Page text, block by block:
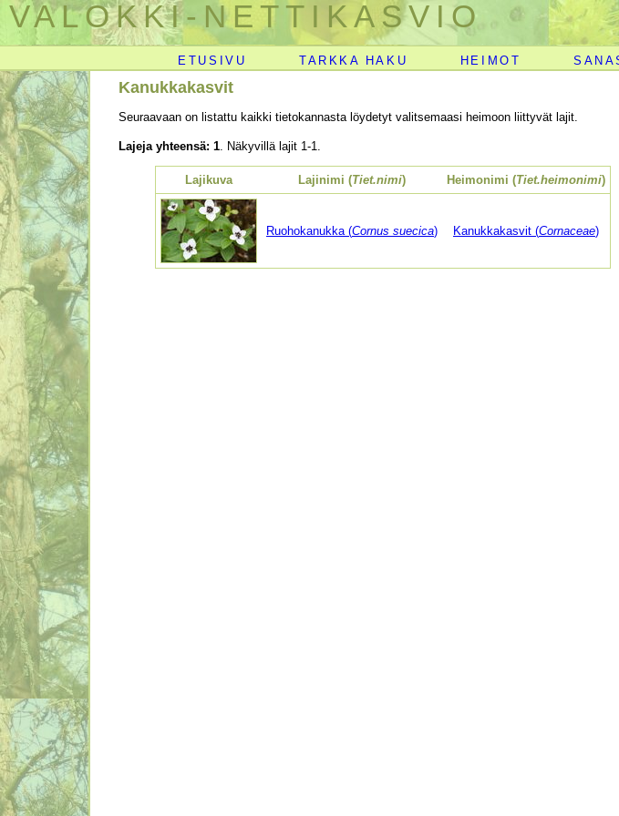
VALOKKI-NETTIKASVIO
ETUSIVU TARKKA HAKU HEIMOT
Kanukkakasvit
Seuraavaan on listattu kaikki tietokannasta löydetyt valitsemaasi heimoon liittyvät lajit.
Lajeja yhteensä: 1 . Näkyvillä lajit 1-1.
Lajikuva Lajinimi (Tiet.nimi) Heimonimi (Tiet.heimonimi)
Ruohokanukka (Cornus suecica) Kanukkakasvit (Cornaceae)